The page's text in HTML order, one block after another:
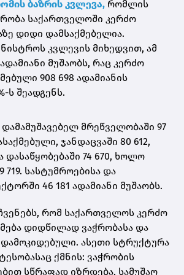
ბაზრის კვლევა, რომლის
საქართველოში კერძო
დიდი დამსაქმებელია.
კვლევის მიხედვით, ამ
მუშაობს, რაც კერძო
908 698 ადამიანის
ს შეადგენს.
მრეწველობაში 97
ჯანდაცვაში 80 612,
74 670, ხოლო
719. სასტუმროებისა და
46 181 ადამიანი მუშაობს.
რომ საქართველოს კერძო
დიდწილად ვაჭრობასა და
დამოკიდებული. ასეთი სტრუქტურა
ქმნის: ვაჭრობის
სწრაფად იზრდება, სამუშაო